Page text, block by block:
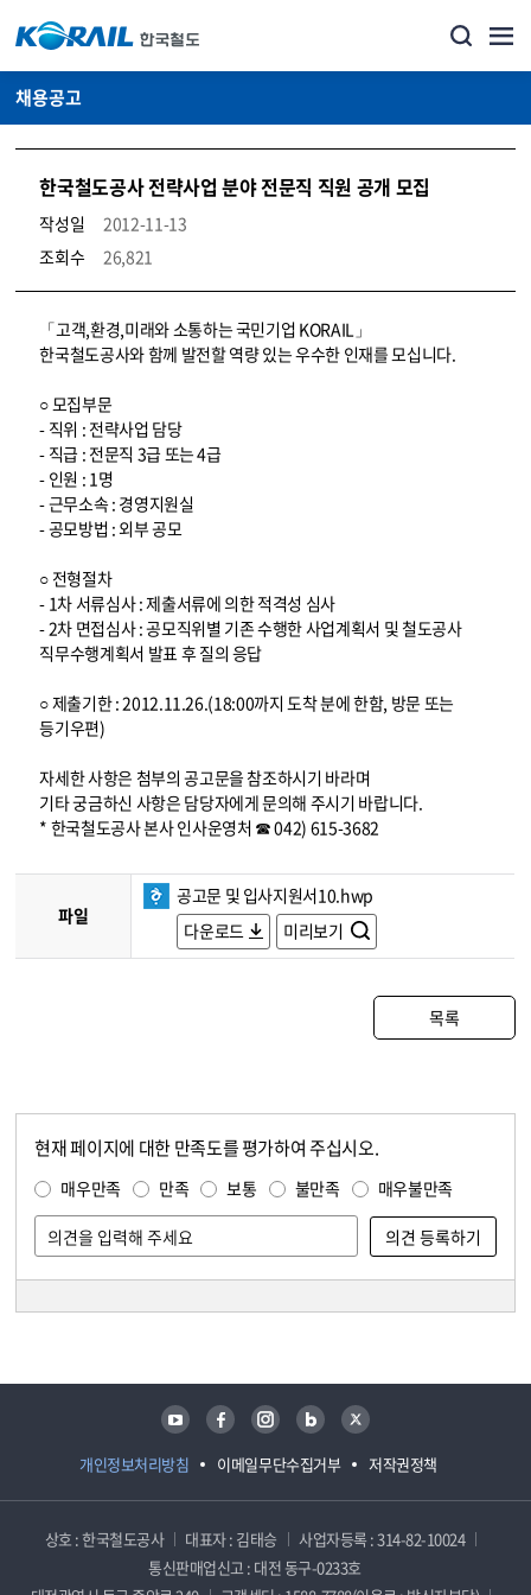
채용공고
한국철도공사 전략사업 분야 전문직 직원 공개 모집
작성일
2012-11-13
조회수
26,821
코레일소개_경영공시_채용공고 상세보기 – 내용, 파일, 담당자 연락처로 구성
「고객,환경,미래와 소통하는 국민기업 KORAIL」
한국철도공사와 함께 발전할 역량 있는 우수한 인재를 모십니다.
○ 모집부문
- 직위 : 전략사업 담당
- 직급 : 전문직 3급 또는 4급
- 인원 : 1명
- 근무소속 : 경영지원실
- 공모방법 : 외부 공모
○ 전형절차
- 1차 서류심사 : 제출서류에 의한 적격성 심사
- 2차 면접심사 : 공모직위별 기존 수행한 사업계획서 및 철도공사
직무수행계획서 발표 후 질의 응답
○ 제출기한 : 2012.11.26.(18:00까지 도착 분에 한함, 방문 또는
등기우편)
자세한 사항은 첨부의 공고문을 참조하시기 바라며
기타 궁금하신 사항은 담당자에게 문의해 주시기 바랍니다.
* 한국철도공사 본사 인사운영처 ☎ 042) 615-3682
파일
공고문 및 입사지원서10.hwp
다운로드
미리보기
목록
현재 페이지에 대한 만족도를 평가하여 주십시오.
매우만족 만족 보통 불만족 매우불만족
개인정보처리방침 이메일무단수집거부 저작권정책
유튜브 페이스북 인스타그램 블로그 트위터
상호 : 한국철도공사 대표자 : 김태승
사업자등록 : 314-82-10024
통신판매업신고 : 대전 동구-0233호